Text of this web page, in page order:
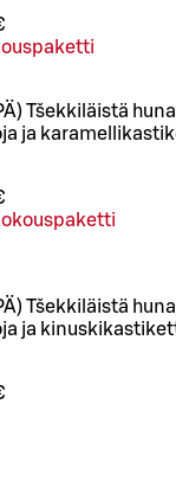
Tšekkiläistä
ja
Tšekkiläistä
ja